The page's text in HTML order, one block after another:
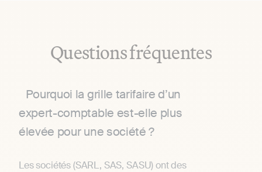
Questions fréquentes
Pourquoi la grille tarifaire d’un
expert-comptable est-elle plus
élevée pour une société ?
Les sociétés (SARL, SAS, SASU) ont des